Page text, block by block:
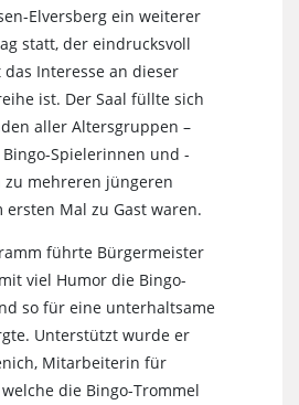
Elversberg ein weiterer
statt, der eindrucksvoll
Interesse an dieser
ist. Der Saal füllte sich
aller Altersgruppen –
Spielerinnen und -
mehreren jüngeren
ersten Mal zu Gast waren.
führte Bürgermeister
viel Humor die Bingo-
so für eine unterhaltsame
Unterstützt wurde er
Mitarbeiterin für
die Bingo-Trommel